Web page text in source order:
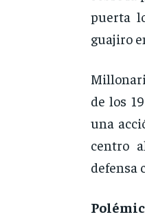
puerta
guajiro
de los
una
centro
defensa